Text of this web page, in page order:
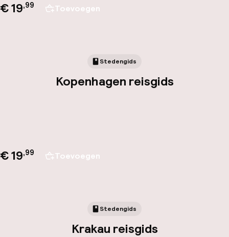
€ 19,99 Toevoegen
Stedengids
Kopenhagen reisgids
€ 19,99 Toevoegen
Stedengids
Krakau reisgids